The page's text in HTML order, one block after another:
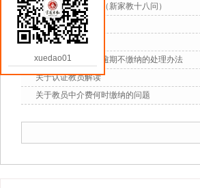
聘请家教常见问题（新家教十八问）
大学生招聘详情
如何快速接单
关于是教员中介费逾期不缴纳的处理办法
关于认证教员解读
关于教员中介费何时缴纳的问题
xuedao01